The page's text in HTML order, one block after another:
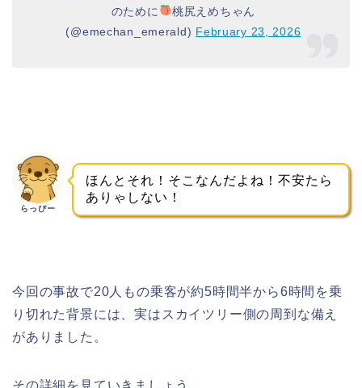
のために
桃尻えめちゃん
(@emechan_emerald) February 23, 2026
らっぴー
ほんとそれ！そこなんだよね！不安たら
ありゃしない！
今回の事故で20人もの乗客が約5時間半から6時間を乗
り切れた背景には、実はスカイツリー側の周到な備え
がありました。
その詳細を見ていきましょう。